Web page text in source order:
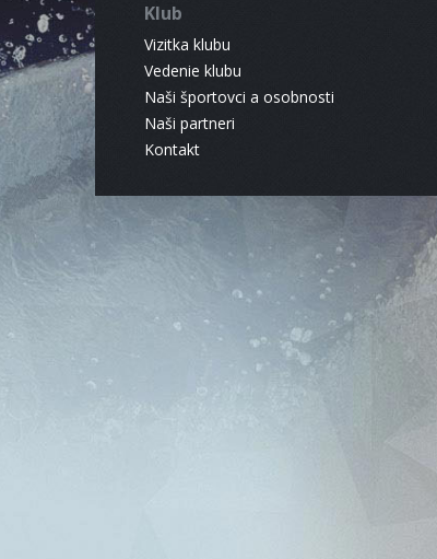
Klub
Vizitka klubu
Vedenie klubu
Naši športovci a osobnosti
Naši partneri
Kontakt